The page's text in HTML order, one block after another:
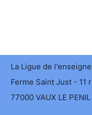
La Ligue de
Ferme Saint Just - 11
77000 VAUX LE PENIL